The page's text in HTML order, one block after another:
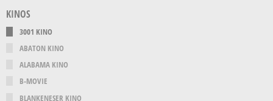
KINOS
3001 KINO
ABATON KINO
ALABAMA KINO
B-MOVIE
BLANKENESER KINO